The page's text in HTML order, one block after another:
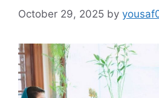
October 29, 2025 by